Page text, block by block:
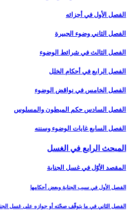
الفصل الأول في أجزائه‏
الفصل الثاني وضوء الجبيرة
الفصل الثالث في شرائط الوضوء
الفصل الرابع في أحكام الخلل
الفصل الخامس في نواقض الوضوء
الفصل السادس حكم المبطون والمسلوس‏
الفصل السابع غايات الوضوء وسننه‏
المبحث الرابع في الغسل‏
المقصد الأوّل في غسل الجنابة
الفصل الأول في سبب الجنابة وبعض أحكامها
الفصل الثاني في ما يتوقّف صحّته أو جوازه على غسل